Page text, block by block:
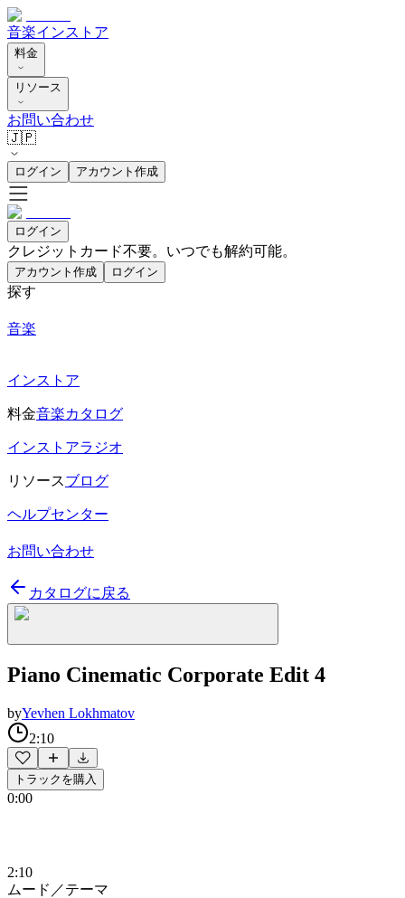
音楽インストア
料金
リソース
お問い合わせ
🇯🇵
ログイン アカウント作成
ログイン
クレジットカード不要。いつでも解約可能。
アカウント作成 ログイン
探す
音楽
インストア
料金音楽カタログ
インストアラジオ
リソースブログ
ヘルプセンター
お問い合わせ
カタログに戻る
Piano Cinematic Corporate Edit 4
byYevhen Lokhmatov
2:10
トラックを購入
0:00
2:10
ムード／テーマ